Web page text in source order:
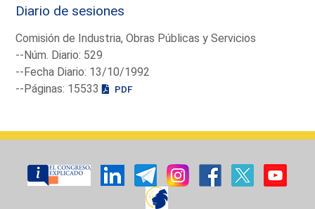
Diario de sesiones
Comisión de Industria, Obras Públicas y Servicios
--Núm. Diario: 529
--Fecha Diario: 13/10/1992
--Páginas: 15533
PDF